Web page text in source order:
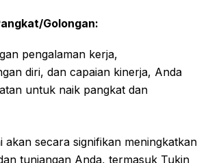
Golongan:
pengalaman kerja,
diri, dan capaian kinerja, Anda
untuk naik pangkat dan
akan secara signifikan meningkatkan
tunjangan Anda, termasuk Tukin